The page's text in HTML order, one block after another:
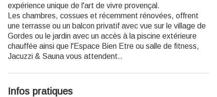
expérience unique de l'art de vivre provençal.
Les chambres, cossues et récemment rénovées, offrent
une terrasse ou un balcon privatif avec vue sur le village de
Gordes ou le jardin avec un accès à la piscine extérieure
chauffée ainsi que l'Espace Bien Etre ou salle de fitness,
Jacuzzi & Sauna vous attendent..
Infos pratiques